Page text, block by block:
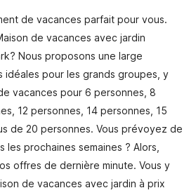
de vacances parfait pour vous.
de vacances avec jardin
Nous proposons une large
pour les grands groupes, y
vacances pour 6 personnes, 8
12 personnes, 14 personnes, 15
de 20 personnes. Vous prévoyez de
les prochaines semaines ? Alors,
offres de dernière minute. Vous y
de vacances avec jardin à prix